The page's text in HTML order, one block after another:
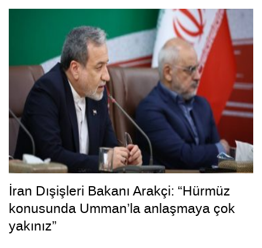
İran Dışişleri Bakanı Arakçi: “Hürmüz
konusunda Umman’la anlaşmaya çok
yakınız”